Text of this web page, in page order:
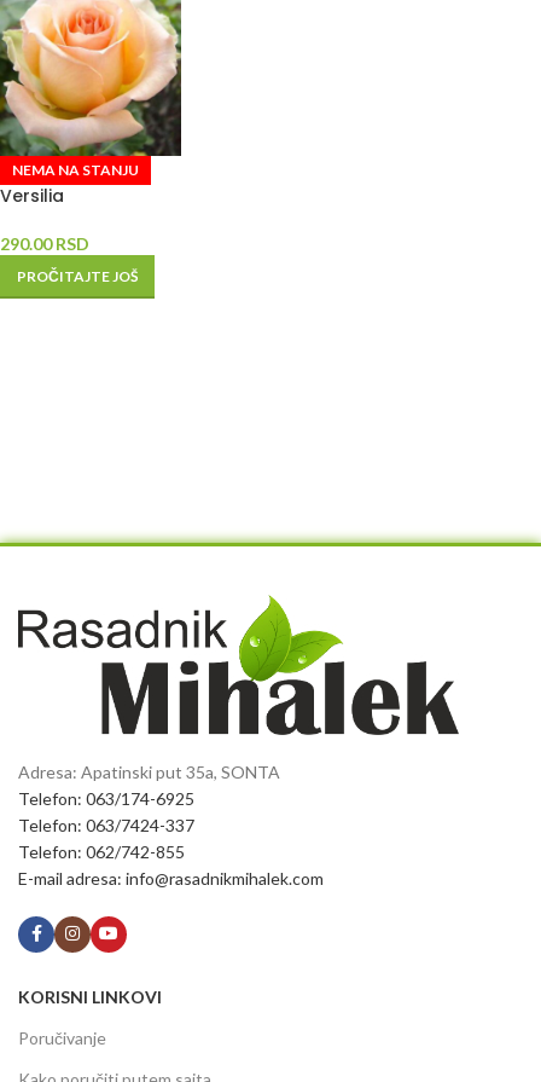
NEMA NA STANJU
Versilia
290.00RSD
PROČITAJTE JOŠ
Adresa: Apatinski put 35a, SONTA
Telefon: 063/174-6925
Telefon: 063/7424-337
Telefon: 062/742-855
E-mail adresa: info@rasadnikmihalek.com
KORISNI LINKOVI
Poručivanje